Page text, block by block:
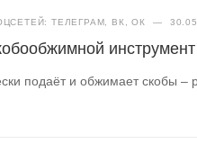
ТЕЛЕГРАМ, ВК, ОК —
подаёт и обжимает скобы –